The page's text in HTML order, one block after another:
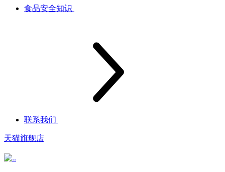
食品安全知识
联系我们
天猫旗舰店